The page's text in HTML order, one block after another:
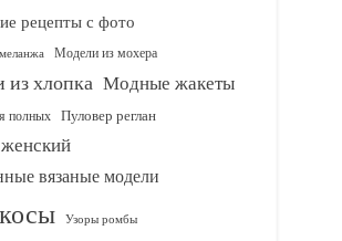
рецепты с фото
Модели из мохера
хлопка Модные жакеты
полных Пуловер реглан
вязаные модели
Узоры ромбы